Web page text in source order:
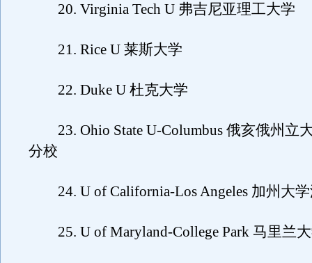
20. Virginia Tech U 弗吉尼亚理工大学
21. Rice U 莱斯大学
22. Duke U 杜克大学
23. Ohio State U-Columbus 俄亥俄州立
分校
24. U of California-Los Angeles 加州大
25. U of Maryland-College Park 马里兰